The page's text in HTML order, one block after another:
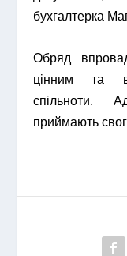
бухгалтерка
Обряд
цінним та
спільноти.
приймають